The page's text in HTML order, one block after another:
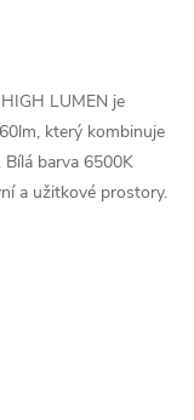
LUMEN je
, který kombinuje
barva 6500K
a užitkové prostory.